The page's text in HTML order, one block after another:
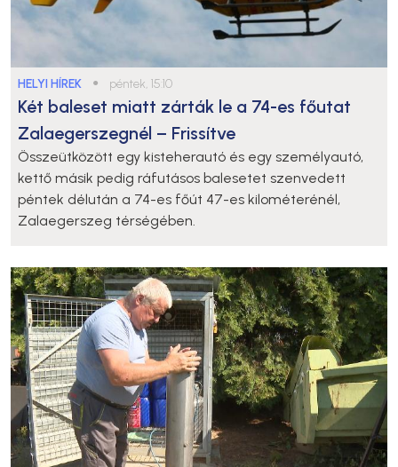
HELYI HÍREK ● péntek, 15:10
Két baleset miatt zárták le a 74-es főutat
Zalaegerszegnél – Frissítve
Összeütközött egy kisteherautó és egy személyautó,
kettő másik pedig ráfutásos balesetet szenvedett
péntek délután a 74-es főút 47-es kilométerénél,
Zalaegerszeg térségében.